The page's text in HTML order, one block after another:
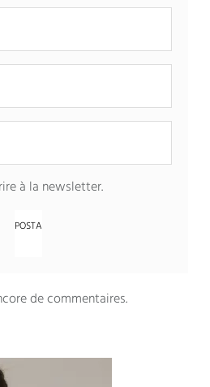
à la newsletter.
de commentaires.